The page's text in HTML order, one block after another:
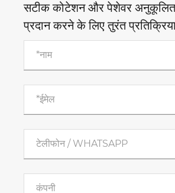
सटीक कोटेशन और पेशेवर अनुकूलित
प्रदान करने के लिए तुरंत